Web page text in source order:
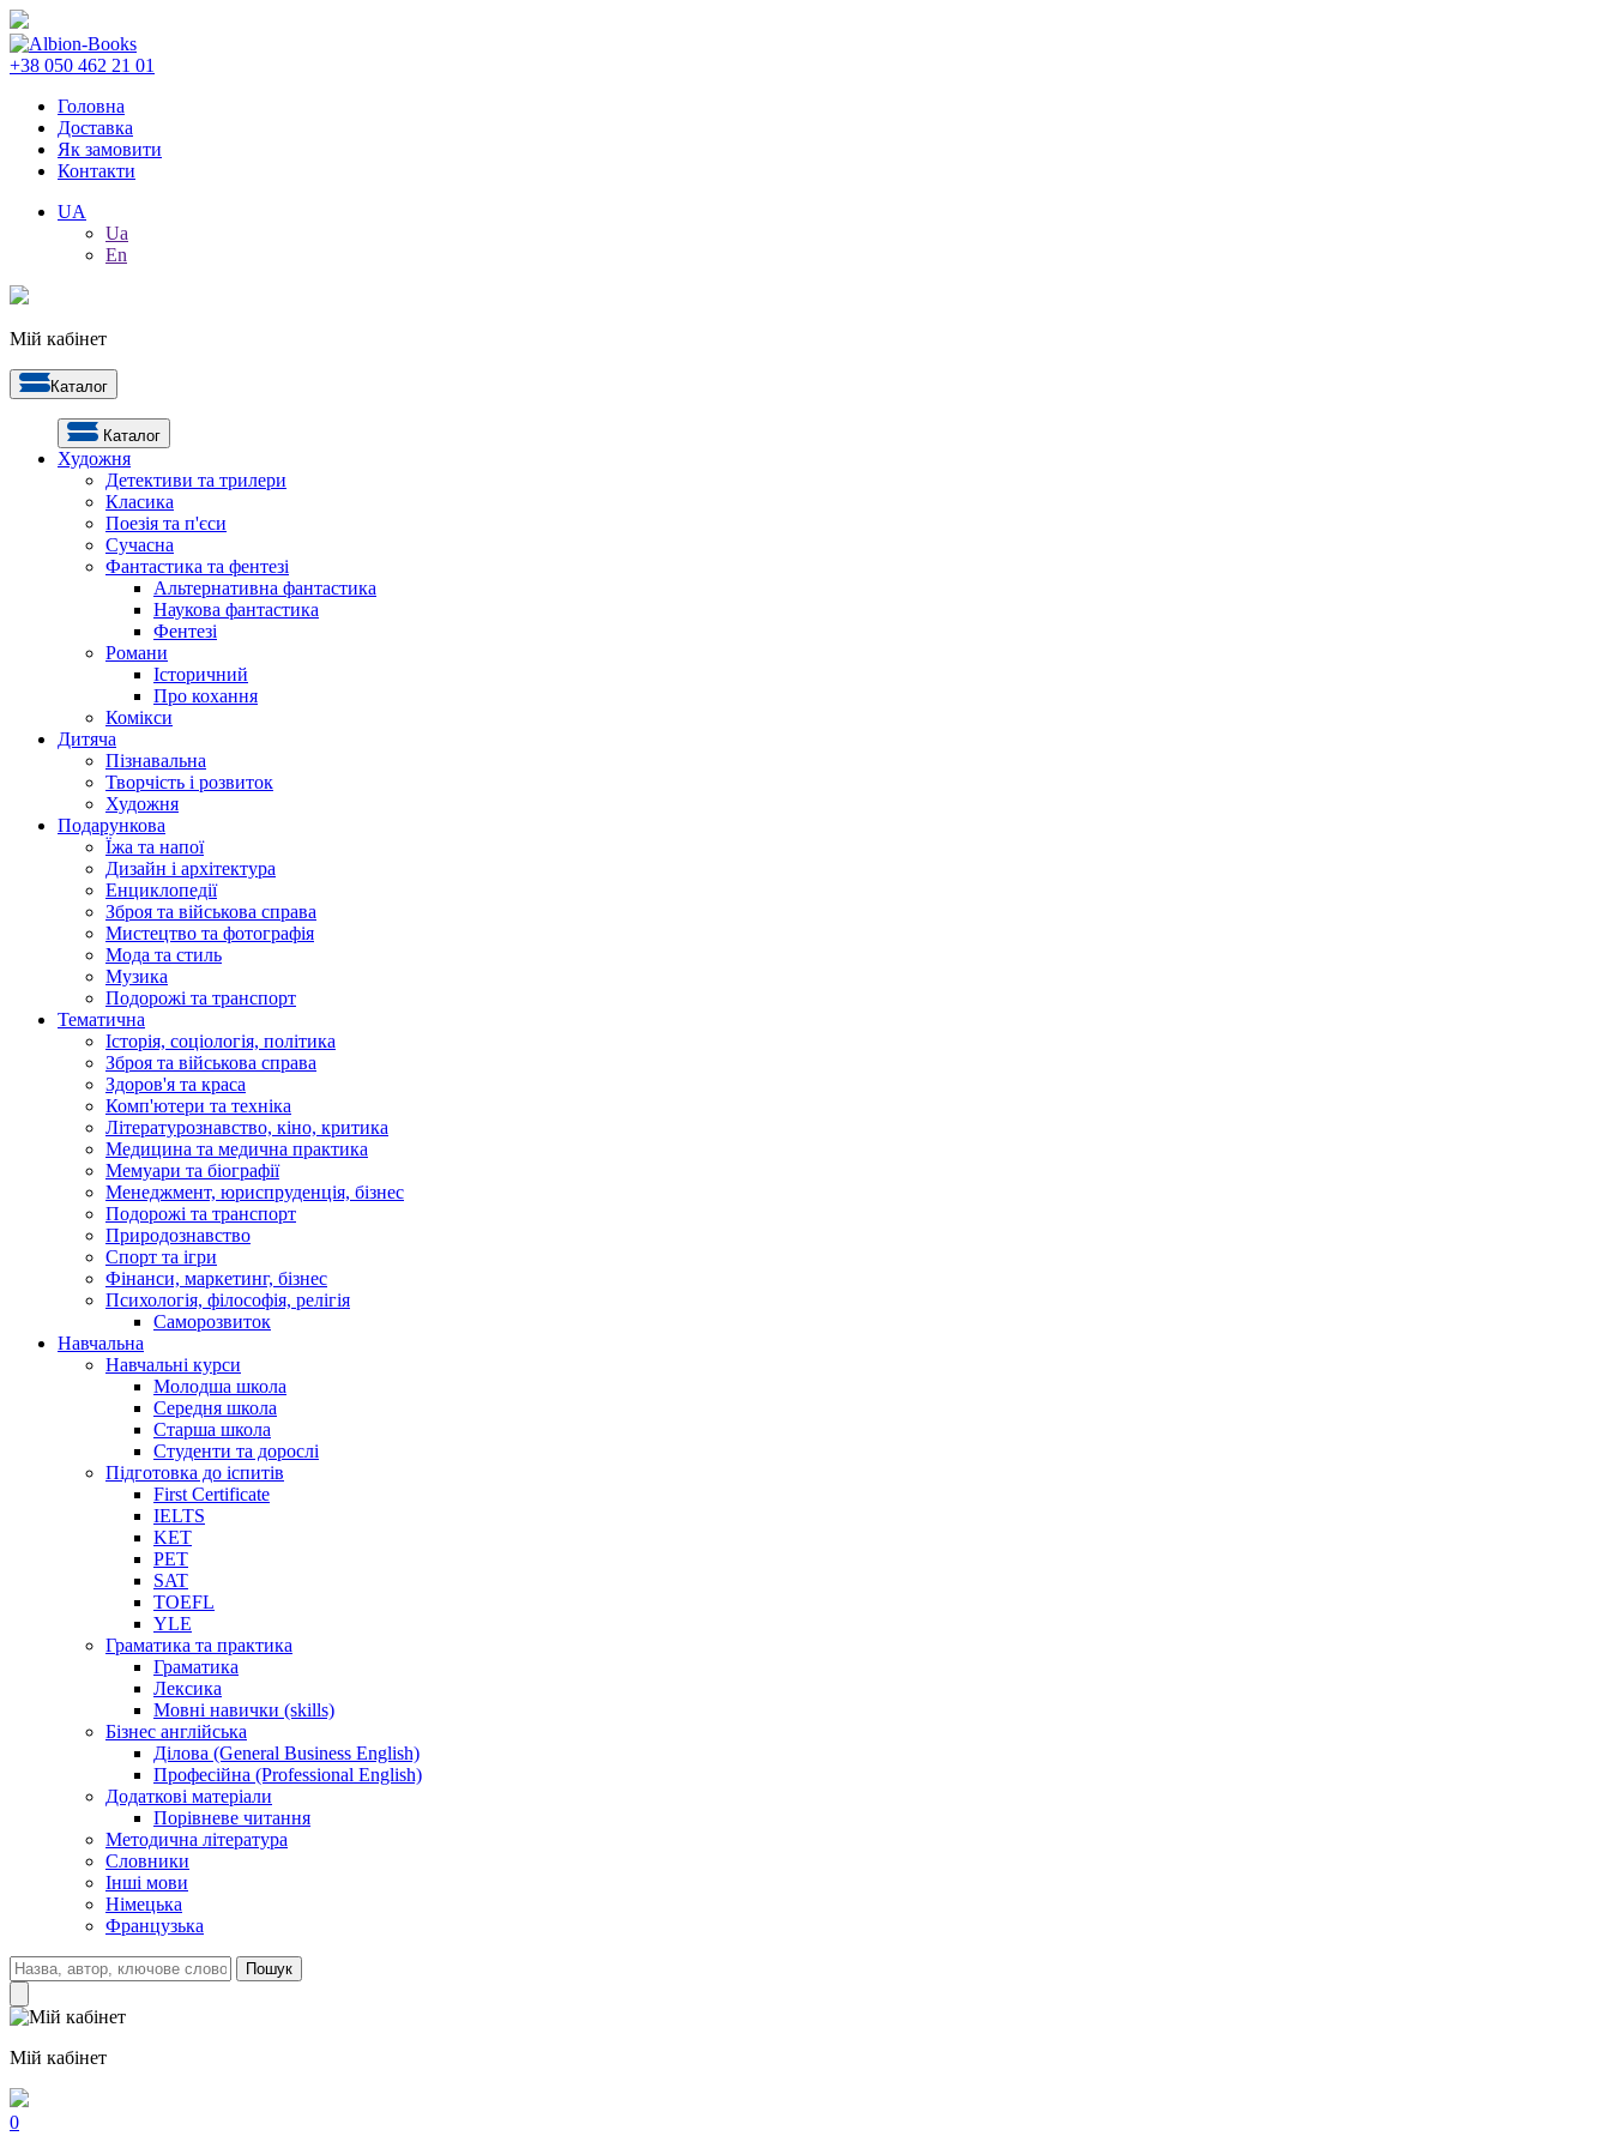
+38 050 462 21 01
Головна
Доставка
Як замовити
Контакти
UA
Ua
En
Мій кабінет
Каталог
Каталог
Художня
Детективи та трилери
Класика
Поезія та п'єси
Сучасна
Фантастика та фентезі
Альтернативна фантастика
Наукова фантастика
Фентезі
Романи
Історичний
Про кохання
Комікси
Дитяча
Пізнавальна
Творчість і розвиток
Художня
Подарункова
Їжа та напої
Дизайн і архітектура
Енциклопедії
Зброя та військова справа
Мистецтво та фотографія
Мода та стиль
Музика
Подорожі та транспорт
Тематична
Історія, соціологія, політика
Зброя та військова справа
Здоров'я та краса
Комп'ютери та техніка
Літературознавство, кіно, критика
Медицина та медична практика
Мемуари та біографії
Менеджмент, юриспруденція, бізнес
Подорожі та транспорт
Природознавство
Спорт та ігри
Фінанси, маркетинг, бізнес
Психологія, філософія, релігія
Саморозвиток
Навчальна
Навчальні курси
Молодша школа
Середня школа
Старша школа
Студенти та дорослі
Підготовка до іспитів
First Certificate
IELTS
KET
PET
SAT
TOEFL
YLE
Граматика та практика
Граматика
Лексика
Мовні навички (skills)
Бізнес англійська
Ділова (General Business English)
Професійна (Professional English)
Додаткові матеріали
Порівневе читання
Методична література
Словники
Інші мови
Німецька
Французька
Пошук
Мій кабінет
0